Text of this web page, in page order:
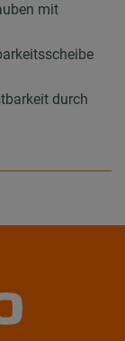
mit
durch